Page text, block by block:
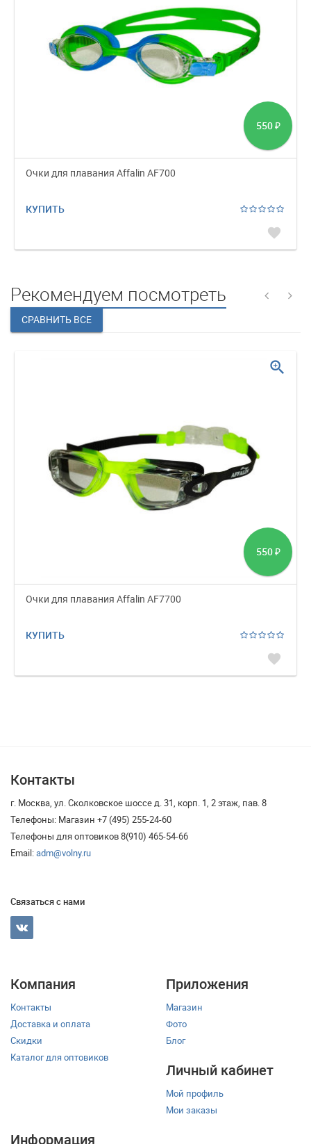
550 ₽
Очки для плавания Affalin AF700
КУПИТЬ
favorite
Рекомендуем посмотреть
550 ₽
Очки для плавания Affalin AF7700
КУПИТЬ
favorite
zoom_in
Контакты
г. Москва, ул. Сколковское шоссе д. 31, корп. 1, 2 этаж, пав. 8
Телефоны: Магазин +7 (495) 255-24-60
Телефоны для оптовиков 8(910) 465-54-66
Email:adm@volny.ru
Связаться с нами
Компания
Контакты
Доставка и оплата
Скидки
Каталог для оптовиков
Приложения
Магазин
Фото
Блог
Личный кабинет
Мой профиль
Мои заказы
Информация